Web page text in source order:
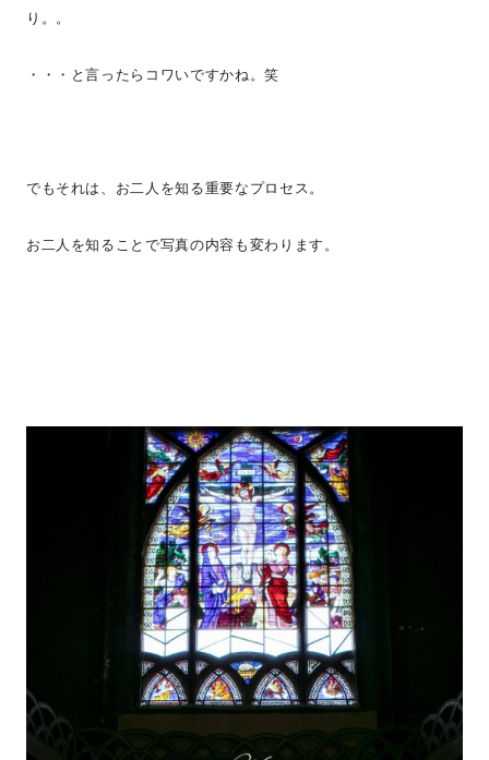
り。。
・・・と言ったらコワいですかね。笑
でもそれは、お二人を知る重要なプロセス。
お二人を知ることで写真の内容も変わります。